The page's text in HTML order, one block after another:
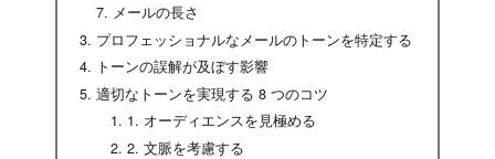
メールの長さ
プロフェッショナルなメールのトーンを特定する
トーンの誤解が及ぼす影響
適切なトーンを実現する 8 つのコツ
1. オーディエンスを見極める
2. 文脈を考慮する